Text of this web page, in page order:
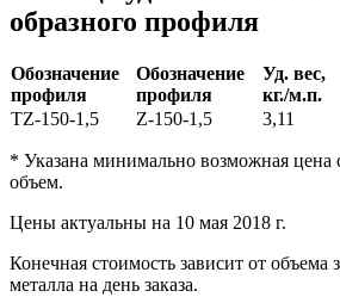
образного профиля
Обозначение
профиля
Обозначение
профиля
Уд. вес,
кг./м.п.
ТZ-150-1,5
Z-150-1,5 3,11
* Указана минимально возможная цена
объем.
Цены актуальны на 10 мая 2018 г.
Конечная стоимость зависит от объема
металла на день заказа.